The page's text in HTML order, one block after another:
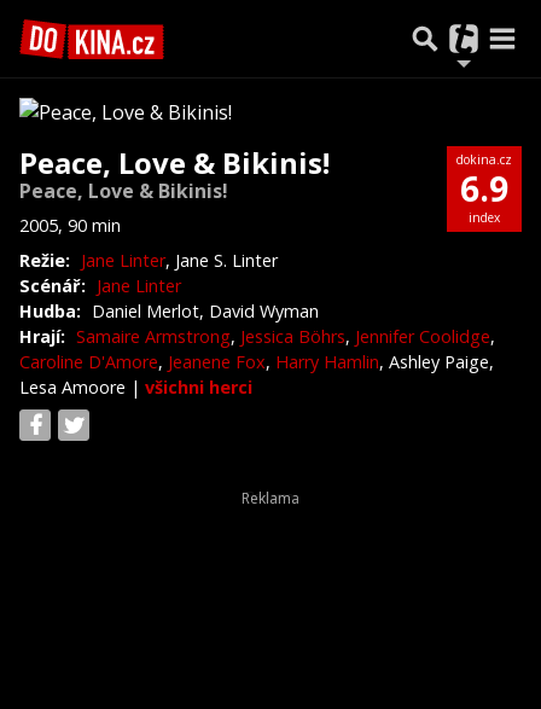
Peace, Love & Bikinis!
Peace, Love & Bikinis!
2005, 90 min
dokina.cz
6.9
index
Režie: Jane Linter, Jane S. Linter
Scénář: Jane Linter
Hudba: Daniel Merlot, David Wyman
Hrají: Samaire Armstrong, Jessica Böhrs, Jennifer Coolidge,
Caroline D'Amore, Jeanene Fox, Harry Hamlin, Ashley Paige,
Lesa Amoore | všichni herci